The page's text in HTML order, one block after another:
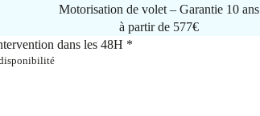
Motorisation de volet – Garantie 10 ans
à partir de 577€
dans les 48H *
disponibilité